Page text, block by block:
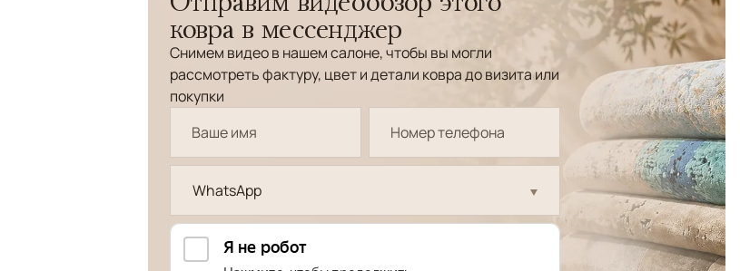
ковра в мессенджер
Снимем видео в нашем салоне, чтобы вы могли
рассмотреть фактуру, цвет и детали ковра до визита или
покупки
WhatsApp